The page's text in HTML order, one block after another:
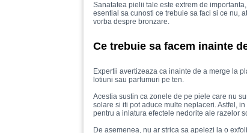
Sanatatea pielii tale este extrem de
esential sa cunosti ce trebuie sa faci si ce nu,
vorba despre bronzare.
Ce trebuie sa facem inainte
Expertii avertizeaza ca inainte de a merge la
lotiuni sau parfumuri pe ten.
Acestia sustin ca zonele de pe piele care nu
solare si iti pot aduce multe neplaceri. Astfel,
pentru a inlatura efectele nedorite ale razelor
De asemenea, nu ar strica sa apelezi la o